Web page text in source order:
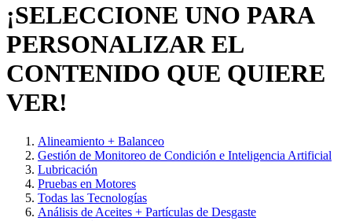
¡SELECCIONE UNO PARA
PERSONALIZAR EL
CONTENIDO QUE QUIERE
VER!
Alineamiento + Balanceo
Gestión de Monitoreo de Condición e Inteligencia Artificial
Lubricación
Pruebas en Motores
Todas las Tecnologías
Análisis de Aceites + Partículas de Desgaste